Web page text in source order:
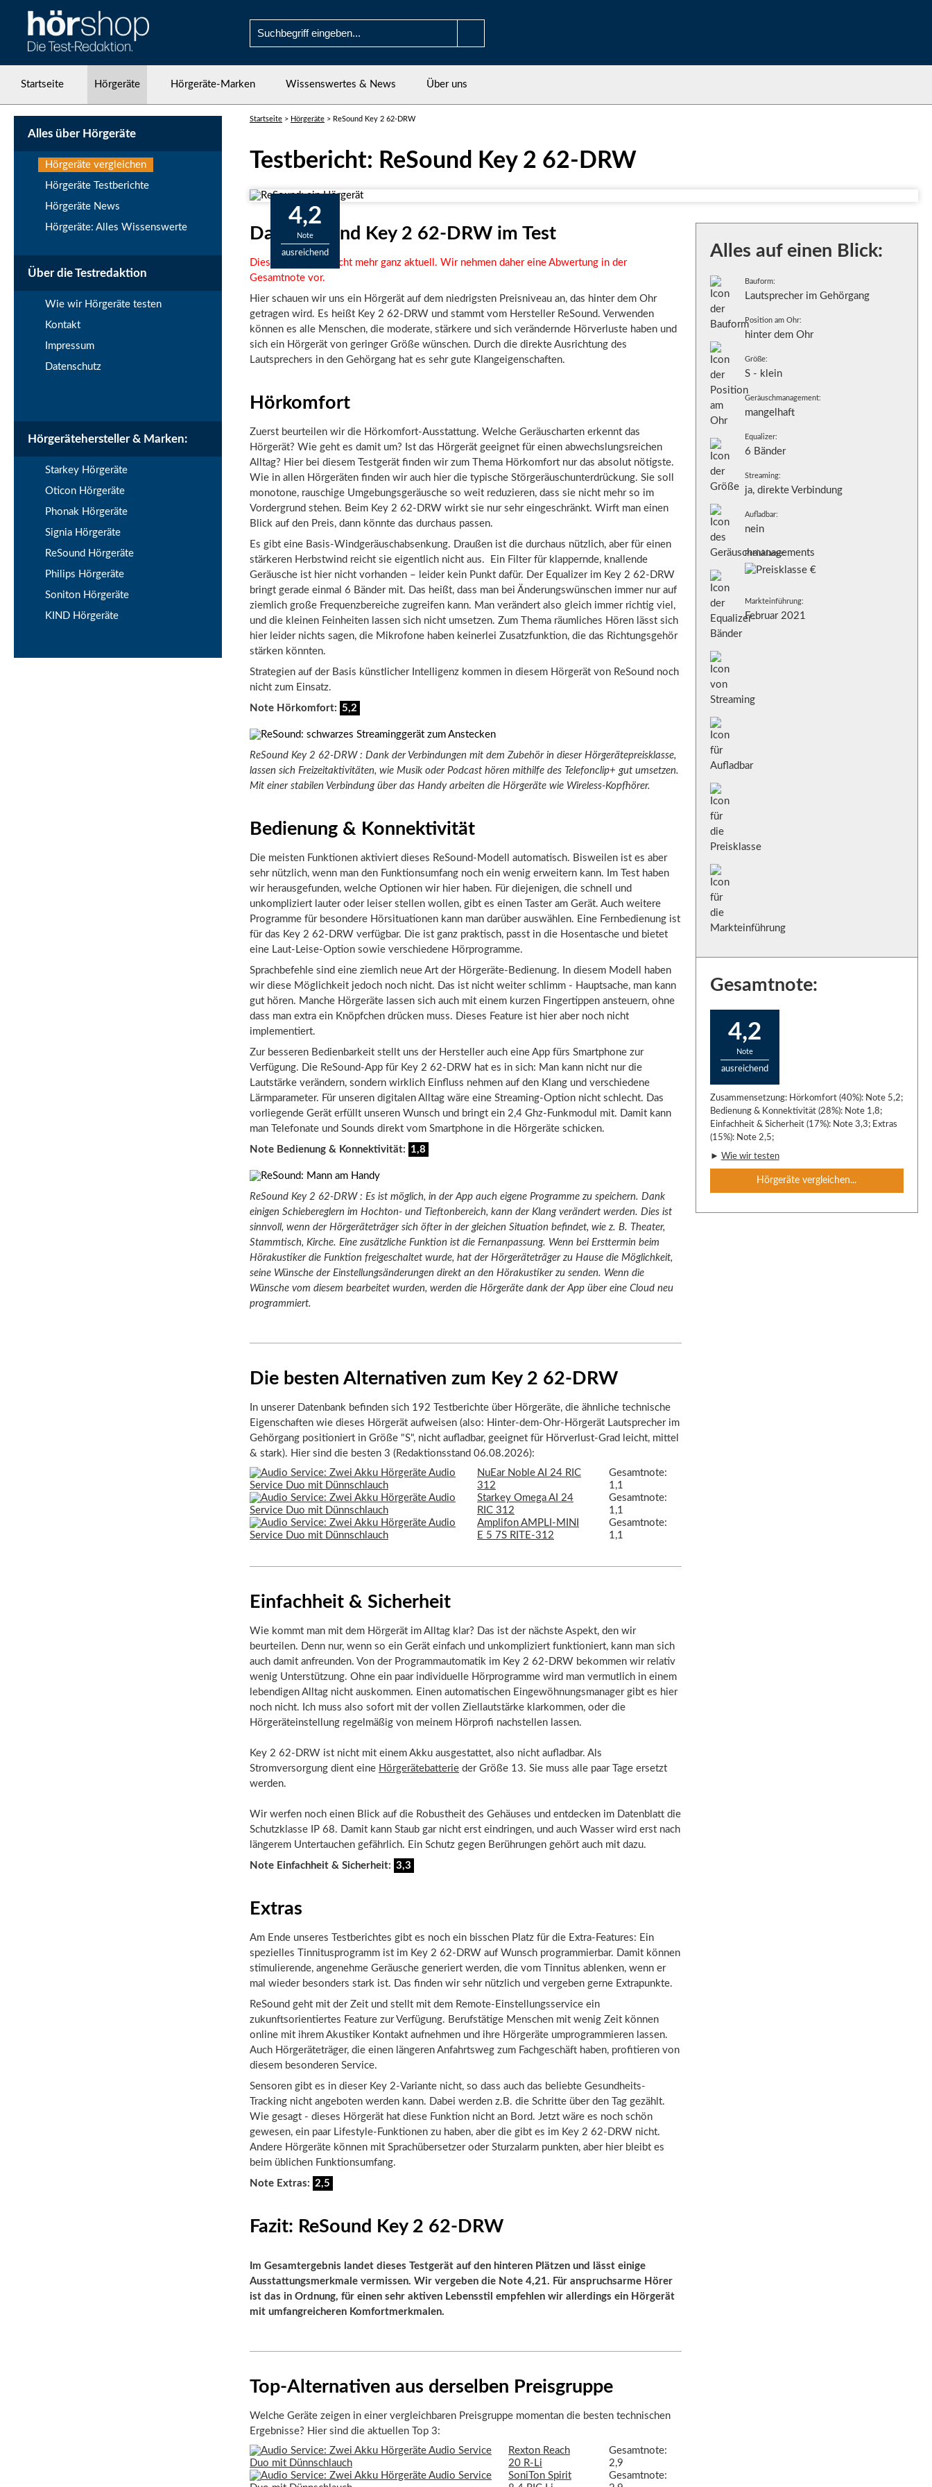
Startseite Hörgeräte Hörgeräte-Marken Wissenswertes & News Über uns
Startseite > Hörgeräte > ReSound Key 2 62-DRW
Testbericht: ReSound Key 2 62-DRW
4,2
Note
ausreichend
Das ReSound Key 2 62-DRW im Test
Diese Technik ist nicht mehr ganz aktuell. Wir nehmen daher eine Abwertung in der
Gesamtnote vor.
Hier schauen wir uns ein Hörgerät auf dem niedrigsten Preisniveau an, das hinter dem Ohr
getragen wird. Es heißt Key 2 62-DRW und stammt vom Hersteller ReSound. Verwenden
können es alle Menschen, die moderate, stärkere und sich verändernde Hörverluste haben und
sich ein Hörgerät von geringer Größe wünschen. Durch die direkte Ausrichtung des
Lautsprechers in den Gehörgang hat es sehr gute Klangeigenschaften.
Hörkomfort
Zuerst beurteilen wir die Hörkomfort-Ausstattung. Welche Geräuscharten erkennt das
Hörgerät? Wie geht es damit um? Ist das Hörgerät geeignet für einen abwechslungsreichen
Alltag? Hier bei diesem Testgerät finden wir zum Thema Hörkomfort nur das absolut nötigste.
Wie in allen Hörgeräten finden wir auch hier die typische Störgeräuschunterdrückung. Sie soll
monotone, rauschige Umgebungsgeräusche so weit reduzieren, dass sie nicht mehr so im
Vordergrund stehen. Beim Key 2 62-DRW wirkt sie nur sehr eingeschränkt. Wirft man einen
Blick auf den Preis, dann könnte das durchaus passen.
Es gibt eine Basis-Windgeräuschabsenkung. Draußen ist die durchaus nützlich, aber für einen
stärkeren Herbstwind reicht sie eigentlich nicht aus. Ein Filter für klappernde, knallende
Geräusche ist hier nicht vorhanden – leider kein Punkt dafür. Der Equalizer im Key 2 62-DRW
bringt gerade einmal 6 Bänder mit. Das heißt, dass man bei Änderungswünschen immer nur auf
ziemlich große Frequenzbereiche zugreifen kann. Man verändert also gleich immer richtig viel,
und die kleinen Feinheiten lassen sich nicht umsetzen. Zum Thema räumliches Hören lässt sich
hier leider nichts sagen, die Mikrofone haben keinerlei Zusatzfunktion, die das Richtungsgehör
stärken könnten.
Strategien auf der Basis künstlicher Intelligenz kommen in diesem Hörgerät von ReSound noch
nicht zum Einsatz.
Note Hörkomfort: 5,2
ReSound Key 2 62-DRW : Dank der Verbindungen mit dem Zubehör in dieser Hörgerätepreisklasse,
lassen sich Freizeitaktivitäten, wie Musik oder Podcast hören mithilfe des Telefonclip+ gut umsetzen.
Mit einer stabilen Verbindung über das Handy arbeiten die Hörgeräte wie Wireless-Kopfhörer.
Bedienung & Konnektivität
Die meisten Funktionen aktiviert dieses ReSound-Modell automatisch. Bisweilen ist es aber
sehr nützlich, wenn man den Funktionsumfang noch ein wenig erweitern kann. Im Test haben
wir herausgefunden, welche Optionen wir hier haben. Für diejenigen, die schnell und
unkompliziert lauter oder leiser stellen wollen, gibt es einen Taster am Gerät. Auch weitere
Programme für besondere Hörsituationen kann man darüber auswählen. Eine Fernbedienung ist
für das Key 2 62-DRW verfügbar. Die ist ganz praktisch, passt in die Hosentasche und bietet
eine Laut-Leise-Option sowie verschiedene Hörprogramme.
Sprachbefehle sind eine ziemlich neue Art der Hörgeräte-Bedienung. In diesem Modell haben
wir diese Möglichkeit jedoch noch nicht. Das ist nicht weiter schlimm - Hauptsache, man kann
gut hören. Manche Hörgeräte lassen sich auch mit einem kurzen Fingertippen ansteuern, ohne
dass man extra ein Knöpfchen drücken muss. Dieses Feature ist hier aber noch nicht
implementiert.
Zur besseren Bedienbarkeit stellt uns der Hersteller auch eine App fürs Smartphone zur
Verfügung. Die ReSound-App für Key 2 62-DRW hat es in sich: Man kann nicht nur die
Lautstärke verändern, sondern wirklich Einfluss nehmen auf den Klang und verschiedene
Lärmparameter. Für unseren digitalen Alltag wäre eine Streaming-Option nicht schlecht. Das
vorliegende Gerät erfüllt unseren Wunsch und bringt ein 2,4 Ghz-Funkmodul mit. Damit kann
man Telefonate und Sounds direkt vom Smartphone in die Hörgeräte schicken.
Note Bedienung & Konnektivität: 1,8
ReSound Key 2 62-DRW : Es ist möglich, in der App auch eigene Programme zu speichern. Dank
einigen Schiebereglern im Hochton- und Tieftonbereich, kann der Klang verändert werden. Dies ist
sinnvoll, wenn der Hörgeräteträger sich öfter in der gleichen Situation befindet, wie z. B. Theater,
Stammtisch, Kirche. Eine zusätzliche Funktion ist die Fernanpassung. Wenn bei Ersttermin beim
Hörakustiker die Funktion freigeschaltet wurde, hat der Hörgeräteträger zu Hause die Möglichkeit,
seine Wünsche der Einstellungsänderungen direkt an den Hörakustiker zu senden. Wenn die
Wünsche vom diesem bearbeitet wurden, werden die Hörgeräte dank der App über eine Cloud neu
programmiert.
Die besten Alternativen zum Key 2 62-DRW
In unserer Datenbank befinden sich 192 Testberichte über Hörgeräte, die ähnliche technische
Eigenschaften wie dieses Hörgerät aufweisen (also: Hinter-dem-Ohr-Hörgerät Lautsprecher im
Gehörgang positioniert in Größe "S", nicht aufladbar, geeignet für Hörverlust-Grad leicht, mittel
& stark). Hier sind die besten 3 (Redaktionsstand 06.08.2026):
NuEar Noble AI 24 RIC
312
Gesamtnote:
1,1
Starkey Omega AI 24
RIC 312
Gesamtnote:
1,1
Amplifon AMPLI-MINI
E 5 7S RITE-312
Gesamtnote:
1,1
Einfachheit & Sicherheit
Wie kommt man mit dem Hörgerät im Alltag klar? Das ist der nächste Aspekt, den wir
beurteilen. Denn nur, wenn so ein Gerät einfach und unkompliziert funktioniert, kann man sich
auch damit anfreunden. Von der Programmautomatik im Key 2 62-DRW bekommen wir relativ
wenig Unterstützung. Ohne ein paar individuelle Hörprogramme wird man vermutlich in einem
lebendigen Alltag nicht auskommen. Einen automatischen Eingewöhnungsmanager gibt es hier
noch nicht. Ich muss also sofort mit der vollen Ziellautstärke klarkommen, oder die
Hörgeräteinstellung regelmäßig von meinem Hörprofi nachstellen lassen.
Key 2 62-DRW ist nicht mit einem Akku ausgestattet, also nicht aufladbar. Als
Stromversorgung dient eine Hörgerätebatterie der Größe 13. Sie muss alle paar Tage ersetzt
werden.
Wir werfen noch einen Blick auf die Robustheit des Gehäuses und entdecken im Datenblatt die
Schutzklasse IP 68. Damit kann Staub gar nicht erst eindringen, und auch Wasser wird erst nach
längerem Untertauchen gefährlich. Ein Schutz gegen Berührungen gehört auch mit dazu.
Note Einfachheit & Sicherheit: 3,3
Extras
Am Ende unseres Testberichtes gibt es noch ein bisschen Platz für die Extra-Features: Ein
spezielles Tinnitusprogramm ist im Key 2 62-DRW auf Wunsch programmierbar. Damit können
stimulierende, angenehme Geräusche generiert werden, die vom Tinnitus ablenken, wenn er
mal wieder besonders stark ist. Das finden wir sehr nützlich und vergeben gerne Extrapunkte.
ReSound geht mit der Zeit und stellt mit dem Remote-Einstellungsservice ein
zukunftsorientiertes Feature zur Verfügung. Berufstätige Menschen mit wenig Zeit können
online mit ihrem Akustiker Kontakt aufnehmen und ihre Hörgeräte umprogrammieren lassen.
Auch Hörgeräteträger, die einen längeren Anfahrtsweg zum Fachgeschäft haben, profitieren von
diesem besonderen Service.
Sensoren gibt es in dieser Key 2-Variante nicht, so dass auch das beliebte Gesundheits-
Tracking nicht angeboten werden kann. Dabei werden z.B. die Schritte über den Tag gezählt.
Wie gesagt - dieses Hörgerät hat diese Funktion nicht an Bord. Jetzt wäre es noch schön
gewesen, ein paar Lifestyle-Funktionen zu haben, aber die gibt es im Key 2 62-DRW nicht.
Andere Hörgeräte können mit Sprachübersetzer oder Sturzalarm punkten, aber hier bleibt es
beim üblichen Funktionsumfang.
Note Extras: 2,5
Fazit: ReSound Key 2 62-DRW
Im Gesamtergebnis landet dieses Testgerät auf den hinteren Plätzen und lässt einige
Ausstattungsmerkmale vermissen. Wir vergeben die Note 4,21. Für anspruchsarme Hörer
ist das in Ordnung, für einen sehr aktiven Lebensstil empfehlen wir allerdings ein Hörgerät
mit umfangreicheren Komfortmerkmalen.
Top-Alternativen aus derselben Preisgruppe
Welche Geräte zeigen in einer vergleichbaren Preisgruppe momentan die besten technischen
Ergebnisse? Hier sind die aktuellen Top 3:
Rexton Reach
20 R-Li
Gesamtnote:
2,9
SoniTon Spirit
Gesamtnote:
Alles auf einen Blick:
Bauform:
Lautsprecher im Gehörgang
Position am Ohr:
hinter dem Ohr
Größe:
S - klein
Geräuschmanagement:
mangelhaft
Equalizer:
6 Bänder
Streaming:
ja, direkte Verbindung
Aufladbar:
nein
Preisklasse:
Markteinführung:
Februar 2021
Gesamtnote:
4,2
Note
ausreichend
Zusammensetzung: Hörkomfort (40%): Note 5,2;
Bedienung & Konnektivität (28%): Note 1,8;
Einfachheit & Sicherheit (17%): Note 3,3; Extras
(15%): Note 2,5;
► Wie wir testen
Hörgeräte vergleichen...
Alles über Hörgeräte
Hörgeräte vergleichen
Hörgeräte Testberichte
Hörgeräte News
Hörgeräte: Alles Wissenswerte
Über die Testredaktion
Wie wir Hörgeräte testen
Kontakt
Impressum
Datenschutz
Hörgerätehersteller & Marken:
Starkey Hörgeräte
Oticon Hörgeräte
Phonak Hörgeräte
Signia Hörgeräte
ReSound Hörgeräte
Philips Hörgeräte
Soniton Hörgeräte
KIND Hörgeräte